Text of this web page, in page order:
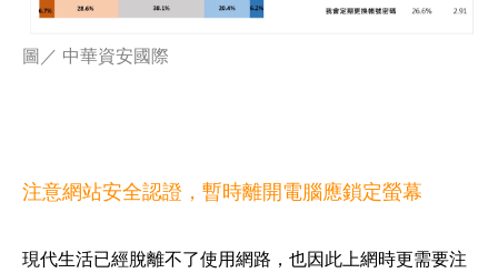
圖／ 中華資安國際
注意網站安全認證，暫時離開電腦應鎖定螢幕
現代生活已經脫離不了使用網路，也因此上網時更需要注